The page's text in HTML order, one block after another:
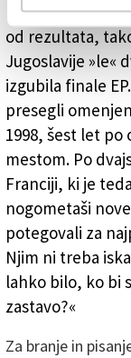
lep nogomet za
od rezultata,
Jugoslavije »le«
izgubila finale
presegli
1998, šest let
mestom. Po
Franciji, ki je
nogometaši
potegovali za
Njim ni treba
lahko bilo, ko bi
zastavo?«
Za branje in